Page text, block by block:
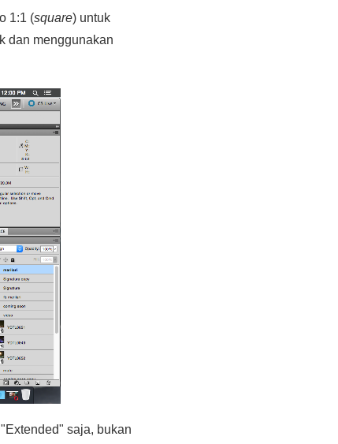
1:1 (square) untuk
dan menggunakan
saja, bukan